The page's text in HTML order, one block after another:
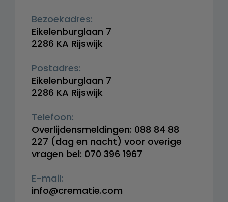
Bezoekadres:
Eikelenburglaan 7
2286 KA Rijswijk
Postadres:
Eikelenburglaan 7
2286 KA Rijswijk
Telefoon:
Overlijdensmeldingen: 088 84 88
227 (dag en nacht) voor overige
vragen bel: 070 396 1967
E-mail:
info@crematie.com